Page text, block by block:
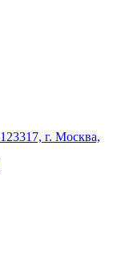
123317, г. Москва,